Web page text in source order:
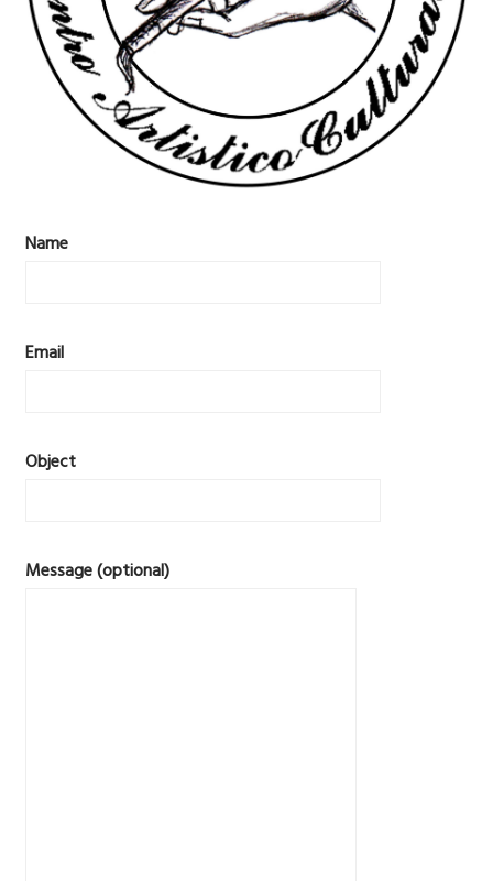
Name
Email
Object
Message (optional)